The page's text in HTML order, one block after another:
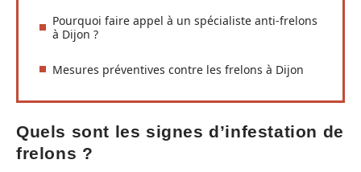
Pourquoi faire appel à un spécialiste anti-frelons
à Dijon ?
Mesures préventives contre les frelons à Dijon
Quels sont les signes d’infestation de
frelons ?